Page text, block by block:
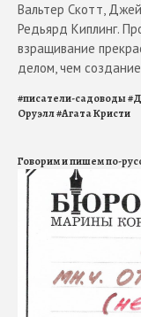
Вальтер Скотт,
Редьярд Киплинг.
взращивание
делом, чем
#писатели-садоводы#
Оруэлл#Агата Кристи
Говорим и пишем по-